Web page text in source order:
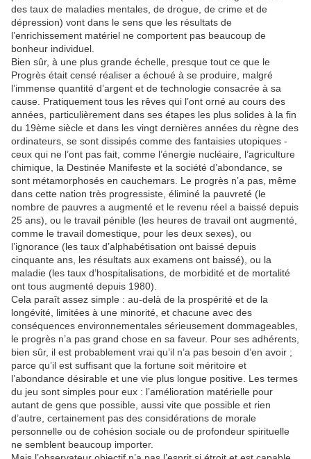
des taux de maladies mentales, de drogue, de crime et de
dépression) vont dans le sens que les résultats de
l’enrichissement matériel ne comportent pas beaucoup de
bonheur individuel.
Bien sûr, à une plus grande échelle, presque tout ce que le
Progrès était censé réaliser a échoué à se produire, malgré
l’immense quantité d’argent et de technologie consacrée à sa
cause. Pratiquement tous les rêves qui l’ont orné au cours des
années, particulièrement dans ses étapes les plus solides à la fin
du 19ème siècle et dans les vingt dernières années du règne des
ordinateurs, se sont dissipés comme des fantaisies utopiques -
ceux qui ne l’ont pas fait, comme l’énergie nucléaire, l’agriculture
chimique, la Destinée Manifeste et la société d’abondance, se
sont métamorphosés en cauchemars. Le progrès n’a pas, même
dans cette nation très progressiste, éliminé la pauvreté (le
nombre de pauvres a augmenté et le revenu réel a baissé depuis
25 ans), ou le travail pénible (les heures de travail ont augmenté,
comme le travail domestique, pour les deux sexes), ou
l’ignorance (les taux d’alphabétisation ont baissé depuis
cinquante ans, les résultats aux examens ont baissé), ou la
maladie (les taux d’hospitalisations, de morbidité et de mortalité
ont tous augmenté depuis 1980).
Cela paraît assez simple : au-delà de la prospérité et de la
longévité, limitées à une minorité, et chacune avec des
conséquences environnementales sérieusement dommageables,
le progrès n’a pas grand chose en sa faveur. Pour ses adhérents,
bien sûr, il est probablement vrai qu’il n’a pas besoin d’en avoir ;
parce qu’il est suffisant que la fortune soit méritoire et
l’abondance désirable et une vie plus longue positive. Les termes
du jeu sont simples pour eux : l’amélioration matérielle pour
autant de gens que possible, aussi vite que possible et rien
d’autre, certainement pas des considérations de morale
personnelle ou de cohésion sociale ou de profondeur spirituelle
ne semblent beaucoup importer.